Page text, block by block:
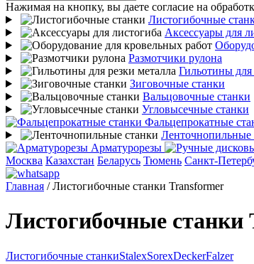
Нажимая на кнопку, вы даете согласие на
Листогибочные
Аксессуары для
Размотчики рулона
Гильотины для
Зиговочные станки
Вальцовочные станки
Угловысечные станки
Фальцепрокатные
Ленточнопильные
Арматурорезы
Москва Казахстан Беларусь Тюмень Санкт-
Главная /Листогибочные станки Transformer
Листогибочные станки
Листогибочные станкиStalexSorexDeckerFalzer